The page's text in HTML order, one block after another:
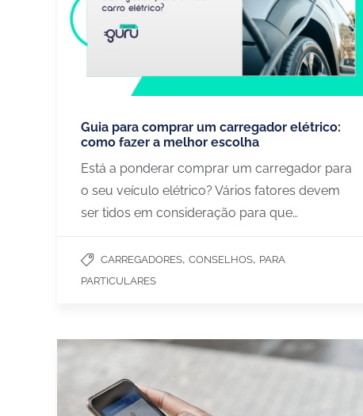
Guia para comprar um carregador elétrico:
como fazer a melhor escolha
Está a ponderar comprar um carregador para
o seu veículo elétrico? Vários fatores devem
ser tidos em consideração para que…
CARREGADORES, CONSELHOS, PARA
PARTICULARES